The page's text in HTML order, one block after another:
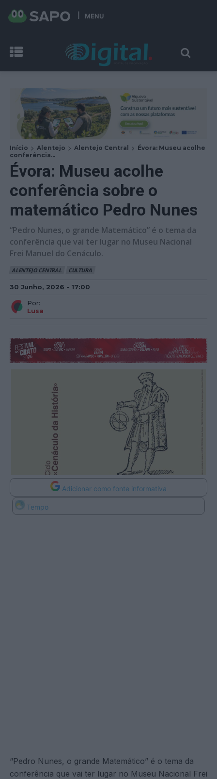
MENU
Início Alentejo Alentejo Central
Évora: Museu acolhe
conferência...
Évora: Museu acolhe
conferência sobre o
matemático Pedro Nunes
“Pedro Nunes, o grande Matemático” é o tema da
conferência que vai ter lugar no Museu Nacional
Frei Manuel do Cenáculo.
ALENTEJO CENTRAL CULTURA
30 Junho, 2026 - 17:00
Por:
Lusa
Adicionar como fonte informativa
Tempo
“Pedro Nunes, o grande Matemático” é o tema da
conferência que vai ter lugar no Museu Nacional Frei